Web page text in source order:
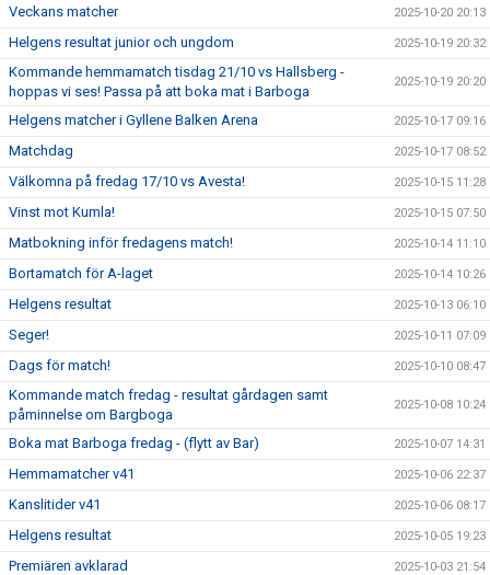
Veckans matcher 2025-10-20 20:13
Helgens resultat junior och ungdom 2025-10-19 20:32
Kommande hemmamatch tisdag 21/10 vs Hallsberg -
hoppas vi ses! Passa på att boka mat i Barboga
2025-10-19 20:20
Helgens matcher i Gyllene Balken Arena 2025-10-17 09:16
Matchdag 2025-10-17 08:52
Välkomna på fredag 17/10 vs Avesta! 2025-10-15 11:28
Vinst mot Kumla! 2025-10-15 07:50
Matbokning inför fredagens match! 2025-10-14 11:10
Bortamatch för A-laget 2025-10-14 10:26
Helgens resultat 2025-10-13 06:10
Seger! 2025-10-11 07:09
Dags för match! 2025-10-10 08:47
Kommande match fredag - resultat gårdagen samt
påminnelse om Bargboga
2025-10-08 10:24
Boka mat Barboga fredag - (flytt av Bar) 2025-10-07 14:31
Hemmamatcher v41 2025-10-06 22:37
Kanslitider v41 2025-10-06 08:17
Helgens resultat 2025-10-05 19:23
Premiären avklarad 2025-10-03 21:54